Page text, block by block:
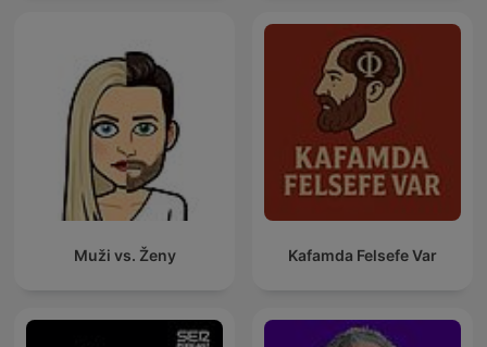
Muži vs. Ženy Kafamda Felsefe Var